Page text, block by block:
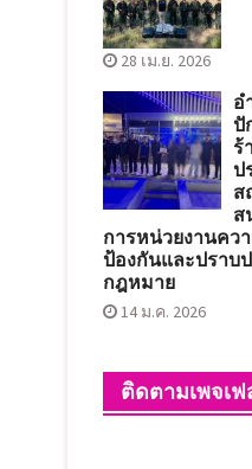
28 เม.ย. 2026
อ
ปั
ร้
ป
ส
ส
การหน่วยงานคว
ป้องกันและปราบ
กฎหมาย
14 ม.ค. 2026
ติดตามเพจเ